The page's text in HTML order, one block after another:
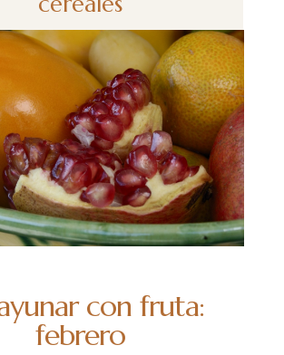
con fruta:
febrero